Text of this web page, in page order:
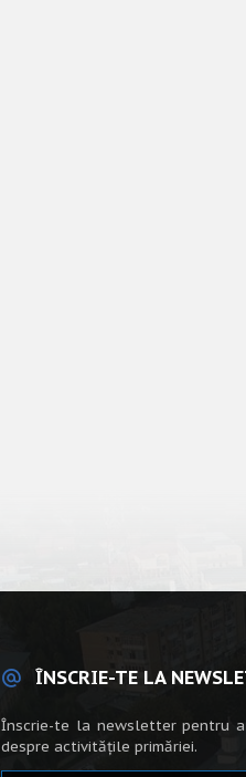
ÎNSCRIE-TE LA
Înscrie-te la newsletter pentru
despre activitățile primăriei.